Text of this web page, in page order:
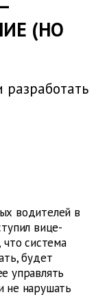
(НО
водителей в
вице-
система
будет
управлять
не нарушать